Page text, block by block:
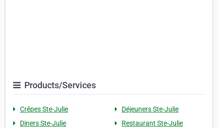
Products/Services
Crêpes Ste-Julie
Déjeuners Ste-Julie
Diners Ste-Julie
Restaurant Ste-Julie